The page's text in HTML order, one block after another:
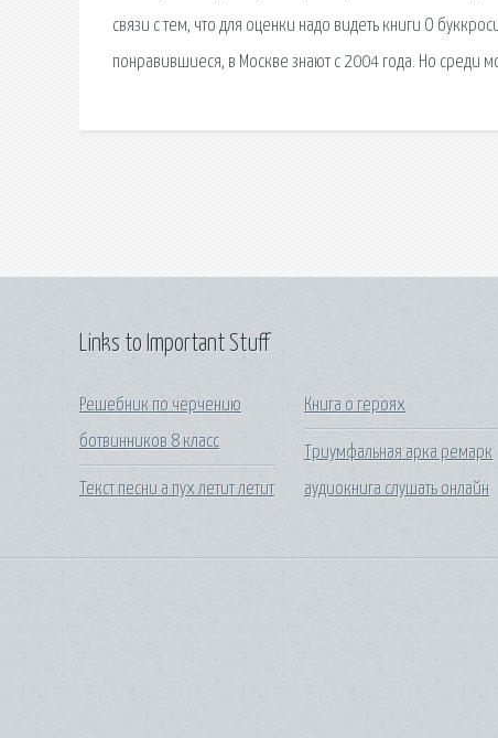
связи с тем, что для оценки надо видеть книги О
понравившиеся, в Москве знают с 2004 года. Но среди
Links to Important Stuff
Решебник по черчению
ботвинников 8 класс
Текст песни а пух летит летит
Книга о героях
Триумфальная арка ремарк
аудиокнига слушать онлайн